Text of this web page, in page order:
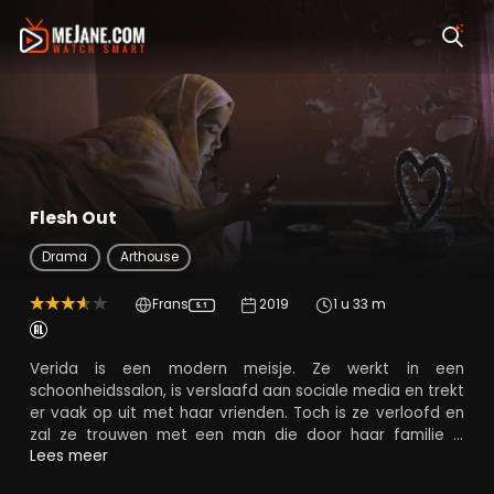
Flesh Out
Drama Arthouse
Frans 5.1 2019 1 u 33 m
Verida is een modern meisje. Ze werkt in een
schoonheidssalon, is verslaafd aan sociale media en trekt
er vaak op uit met haar vrienden. Toch is ze verloofd en
zal ze trouwen met een man die door haar familie is
gekozen. Net als veel andere meisjes van haar leeftijd
Lees meer